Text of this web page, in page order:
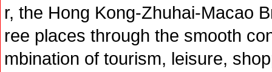
r, the Hong Kong-Zhuhai-Macao
ree places through the smooth
mbination of tourism, leisure,